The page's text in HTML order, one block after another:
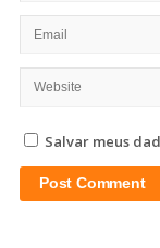
Salvar meus